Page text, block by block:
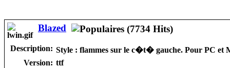
Blazed
Description: Style : flammes sur le c�t� gauche. Pour PC et
Version: ttf